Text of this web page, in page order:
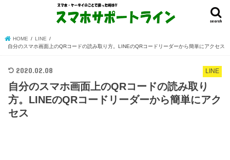
search
HOME
LINE
自分のスマホ画面上のQRコードの読み取り方。LINEのQRコードリーダーから簡単にアクセス
LINE
2020.02.08
自分のスマホ画面上のQRコードの読み取り
方。LINEのQRコードリーダーから簡単にアク
セス